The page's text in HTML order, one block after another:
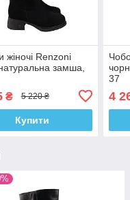
жіночі Renzoni
замша,
₴ 5 220 ₴
Купити
37
4